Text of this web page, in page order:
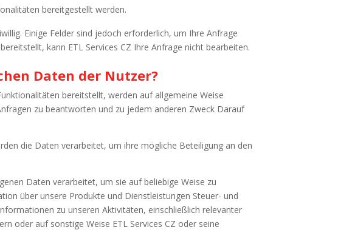
bereitgestellt werden.
Einige Felder sind jedoch erforderlich, um Ihre Anfrage
kann ETL Services CZ Ihre Anfrage nicht bearbeiten.
Daten der Nutzer?
bereitstellt, werden auf allgemeine Weise
zu beantworten und zu jedem anderen Zweck Darauf
die Daten verarbeitet, um ihre mögliche Beteiligung an den
Daten verarbeitet, um sie auf beliebige Weise zu
über unsere Produkte und Dienstleistungen Steuer- und
zu unseren Aktivitäten, einschließlich relevanter
oder auf sonstige Weise ETL Services CZ oder seine